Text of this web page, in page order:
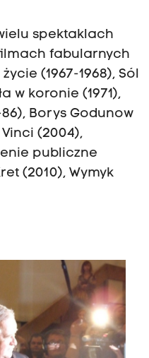
spektaklach
fabularnych
(1967-1968), Sól
w koronie (1971),
Borys Godunow
Vinci (2004),
publiczne
(2010), Wymyk